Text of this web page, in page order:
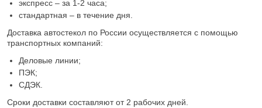
экспресс – за 1-2 часа;
стандартная – в течение дня.
Доставка автостекол по России осуществляется с помощью
транспортных компаний:
Деловые линии;
ПЭК;
СДЭК.
Сроки доставки составляют от 2 рабочих дней.